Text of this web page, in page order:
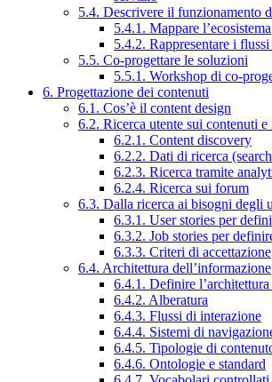
5.4. Descrivere il funzionamento
5.4.1. Mappare l’ecosistema
5.4.2. Rappresentare i
5.5. Co-progettare le soluzioni
5.5.1. Workshop di co-
6. Progettazione dei contenuti
6.1. Cos’è il content design
6.2. Ricerca utente sui contenuti
6.2.1. Content discovery
6.2.2. Dati di ricerca
6.2.3. Ricerca tramite
6.2.4. Ricerca sui forum
6.3. Dalla ricerca ai bisogni degli
6.3.1. User stories per
6.3.2. Job stories per
6.3.3. Criteri di accettazione
6.4. Architettura dell’informazione
6.4.1. Definire
6.4.2. Alberatura
6.4.3. Flussi di interazione
6.4.4. Sistemi di
6.4.5. Tipologie di
6.4.6. Ontologie e standard